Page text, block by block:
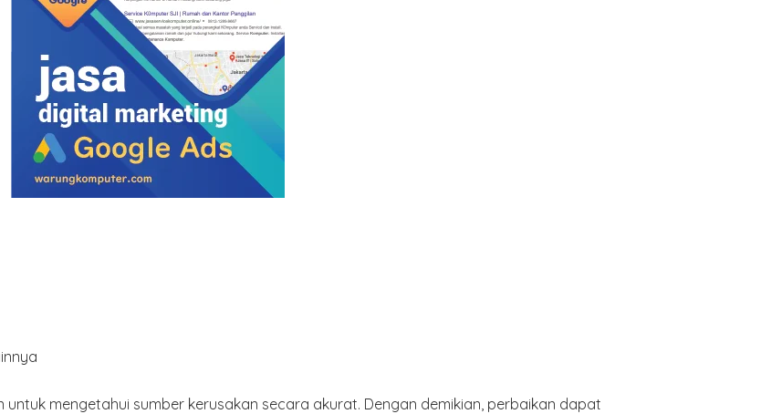
mengetahui sumber kerusakan secara akurat. Dengan demikian, perbaikan dapat